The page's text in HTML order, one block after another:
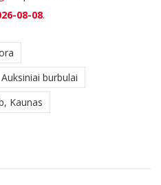
08-08.
Auksiniai burbulai
Kaunas